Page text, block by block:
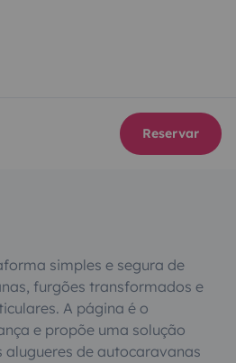
Reservar
simples e segura de
furgões transformados e
A página é o
e propõe uma solução
de autocaravanas